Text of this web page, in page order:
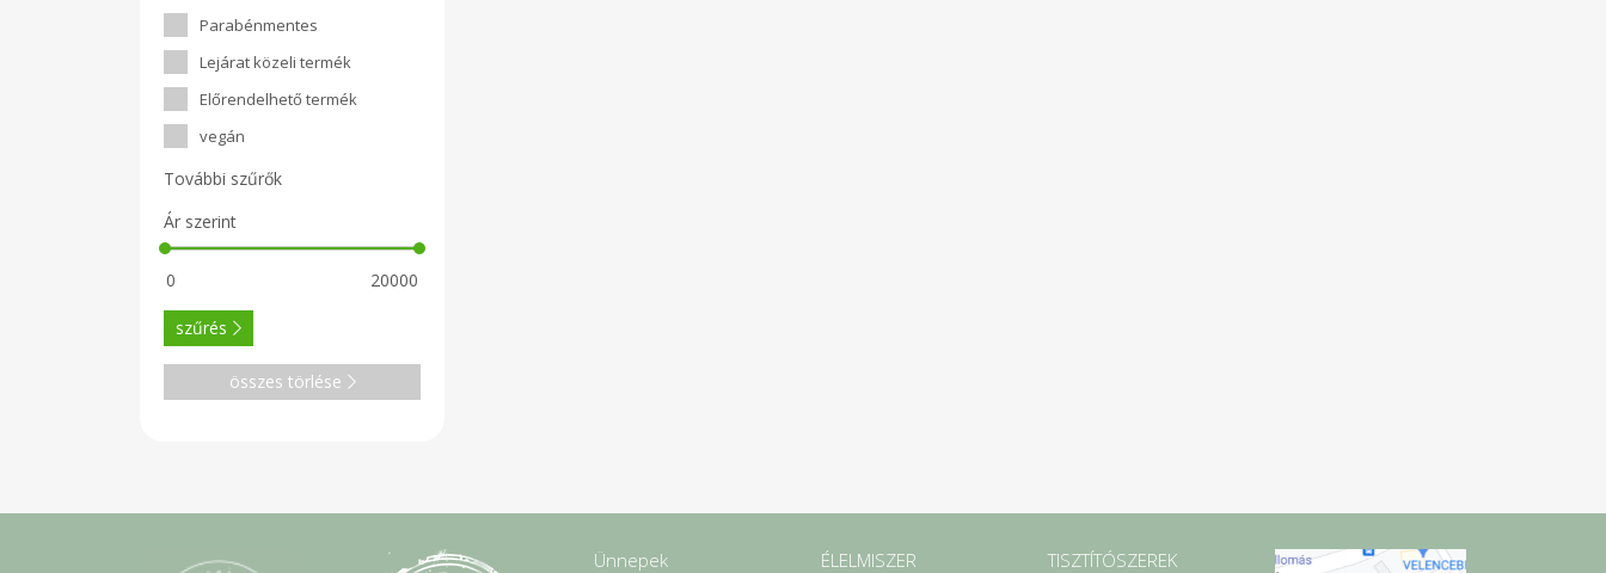
Parabénmentes
Lejárat közeli termék
Előrendelhető termék
vegán
További szűrők
Ár szerint
szűrés
összes törlése
Ünnepek ÉLELMISZER TISZTÍTÓSZEREK